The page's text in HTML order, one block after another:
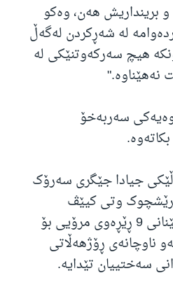
برینداریش هەن، وەکو
لە شەڕکردن لەگەڵ
هیچ سەرکەوتنێکی لە
نەهێناوە."
سەربەخۆ
جیادا جێگری سەرۆک
ڤێرێشچوک وتی کیێڤ
ڕێکەوتووە لەسەر بەکارهێنانی 9 ڕێڕەوی مرۆیی بۆ
ناوچانەی ڕۆژهەڵاتی
سەختییان تێدایە.